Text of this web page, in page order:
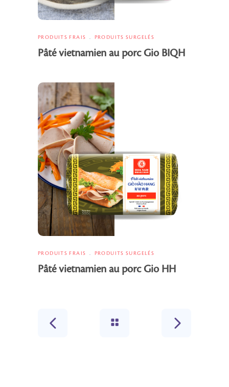
PRODUITS FRAIS PRODUITS SURGELÉS
Pâté vietnamien au porc Gio BIQH
PRODUITS FRAIS PRODUITS SURGELÉS
Pâté vietnamien au porc Gio HH